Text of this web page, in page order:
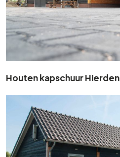
Houten kapschuur Hierden